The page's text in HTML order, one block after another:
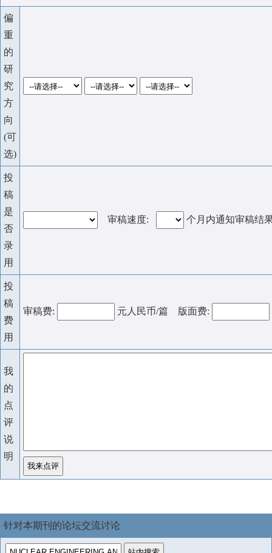
偏
重
的
研
究
方
向
(可
选)
投
稿
是
否
录
用
审稿速度: 个月内通知审稿结
投
稿
费
用
审稿费: 元人民币/篇 版面费:
我
的
点
评
说
明
针对本期刊的论坛交流讨论